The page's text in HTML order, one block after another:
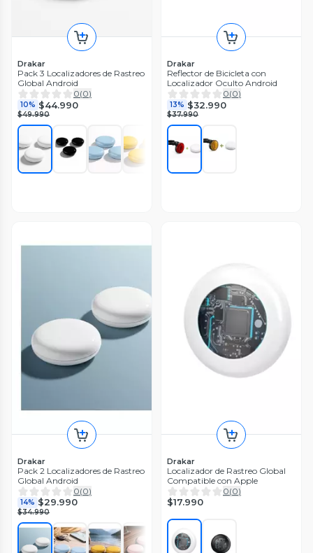
Drakar
Pack 3 Localizadores de Rastreo
Global Android
0(0)
10% $44.990
$49.990
Drakar
Reflector de Bicicleta con
Localizador Oculto Android
0(0)
13% $32.990
$37.990
Drakar
Pack 2 Localizadores de Rastreo
Global Android
0(0)
14% $29.990
$34.990
Drakar
Localizador de Rastreo Global
Compatible con Apple
0(0)
$17.990